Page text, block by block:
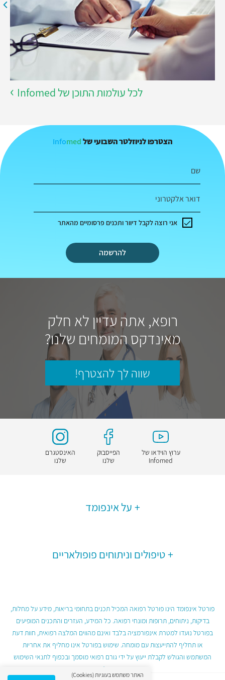
לכל עולמות התוכן של Infomed
הצטרפו לניוזלטר השבועי של Infomed
שם
דואר אלקטרוני
להרשמה
אני רוצה לקבל דיוור ותכנים פרסומיים מהאתר
רופא, אתה עדיין לא חלק
מאינדקס המומחים שלנו?
שווה לך להצטרף!
ערוץ הוידאו של
Infomed
הפייסבוק
שלנו
האינסטגרם
שלנו
על אינפומד
טיפולים וניתוחים פופולאריים
פורטל אינפומד הינו פורטל רפואה המכיל תכנים בתחומי בריאות, מידע על מחלות,
בדיקות, ניתוחים, תרופות ומונחי רפואה. כל המידע, העזרים והתכנים המופיעים
בפורטל נועדו למטרת אינפורמציה בלבד ואינם מהווים המלצה רפואית, חוות דעת
או תחליף להתייעצות עם מומחה. שימוש בפורטל אינו מחליף את אחריות
המשתמש והגולש לקבלת ייעוץ על ידי גורם רפואי מוסמך ובכפוף לתנאי השימוש
בפורטל.
האתר משתמש בעוגיות (Cookies)